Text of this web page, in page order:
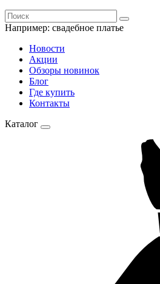
Например: свадебное платье
Новости
Акции
Обзоры новинок
Блог
Где купить
Контакты
Каталог